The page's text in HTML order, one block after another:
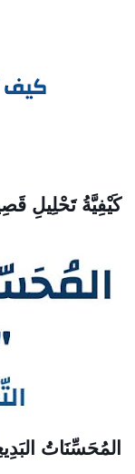
كَيْفِيَّةُ تَحْلِيلِ
المُحَسِّنَاتُ